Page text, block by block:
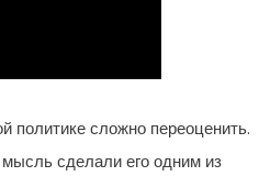
политике сложно переоценить.
мысль сделали его одним из